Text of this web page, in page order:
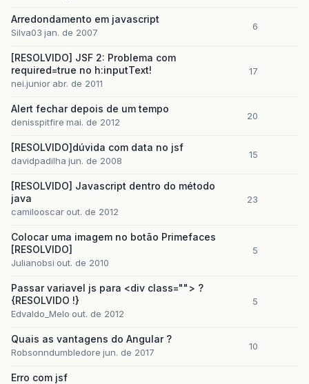
Arredondamento em javascript
Silva03 jan. de 2007
6
[RESOLVIDO] JSF 2: Problema com
required=true no h:inputText!
nei.junior abr. de 2011
17
Alert fechar depois de um tempo
denisspitfire mai. de 2012
20
[RESOLVIDO]dúvida com data no jsf
davidpadilha jun. de 2008
15
[RESOLVIDO] Javascript dentro do método
java
camilooscar out. de 2012
23
Colocar uma imagem no botão Primefaces
[RESOLVIDO]
Julianobsi out. de 2010
5
Passar variavel js para <div class=""> ?
{RESOLVIDO !}
Edvaldo_Melo out. de 2012
5
Quais as vantagens do Angular ?
Robsonndumbledore jun. de 2017
10
Erro com jsf